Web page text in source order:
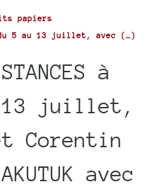
papiers
du 5 au 13 juillet, avec (…)
à
13 juillet,
Corentin
avec